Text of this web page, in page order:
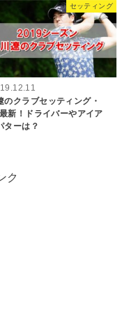
セッティング
のクラブセッティング・
新！ドライバーやアイア
ターは？
ク